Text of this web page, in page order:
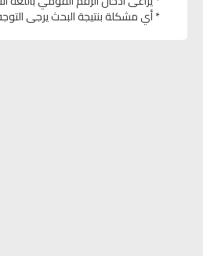
* أي مشكلة بنتيجة البحث يرجى